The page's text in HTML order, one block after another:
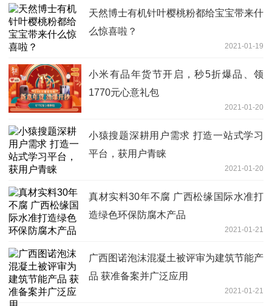
天然博士有机针叶樱桃粉都给宝宝带来什
么惊喜啦？
2021-01-19
小米有品年货节开启，秒5折爆品、领
1770元心意礼包
2021-01-20
小猿搜题深耕用户需求 打造一站式学习
平台，获用户青睐
2021-01-20
真材实料30年不腐 广西松缘国际水准打
造绿色环保防腐木产品
2021-01-21
广西图诺泡沫混凝土被评审为建筑节能产
品 获准备案并广泛应用
2021-01-21